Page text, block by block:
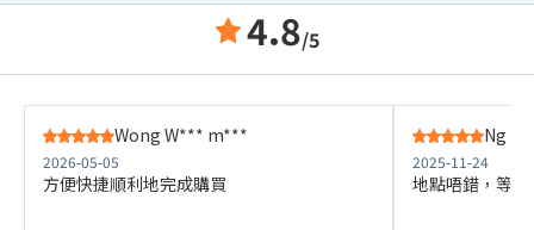
4.8/5
Wong W*** m***
2026-05-05
方便快捷順利地完成購買
Ng
2025-11-24
地點唔錯，等